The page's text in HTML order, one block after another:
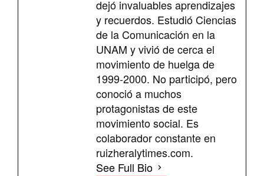
dejó invaluables aprendizajes
y recuerdos. Estudió Ciencias
de la Comunicación en la
UNAM y vivió de cerca el
movimiento de huelga de
1999-2000. No participó, pero
conoció a muchos
protagonistas de este
movimiento social. Es
colaborador constante en
ruizheralytimes.com.
See Full Bio